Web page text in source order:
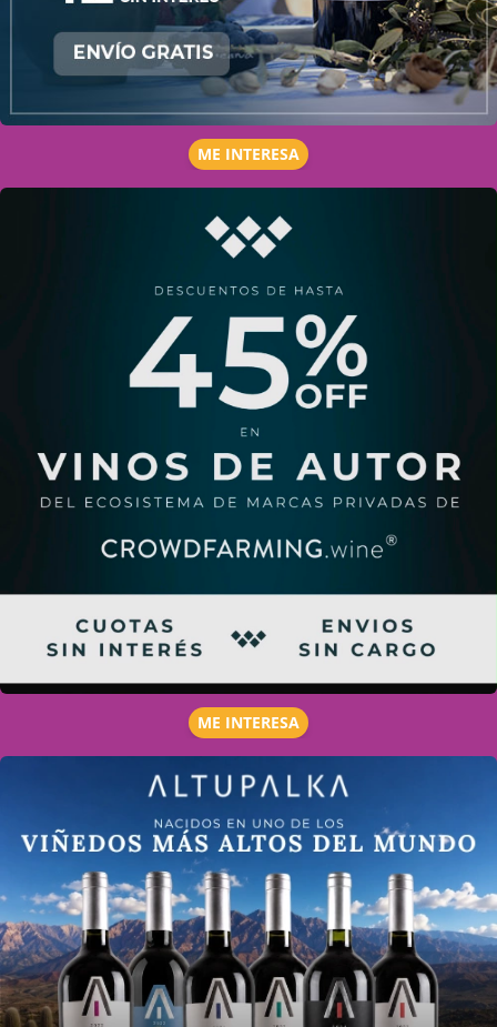
ME INTERESA
ME INTERESA